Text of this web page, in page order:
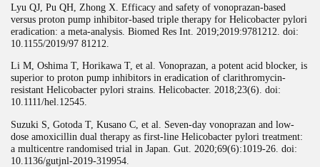
Lyu QJ, Pu QH, Zhong X. Efficacy and safety of vonoprazan-based
versus proton pump inhibitor-based triple therapy for Helicobacter pylori
eradication: a meta-analysis. Biomed Res Int. 2019;2019:9781212. doi:
10.1155/2019/97 81212.
Li M, Oshima T, Horikawa T, et al. Vonoprazan, a potent acid blocker, is
superior to proton pump inhibitors in eradication of clarithromycin-
resistant Helicobacter pylori strains. Helicobacter. 2018;23(6). doi:
10.1111/hel.12545.
Suzuki S, Gotoda T, Kusano C, et al. Seven-day vonoprazan and low-
dose amoxicillin dual therapy as first-line Helicobacter pylori treatment:
a multicentre randomised trial in Japan. Gut. 2020;69(6):1019-26. doi:
10.1136/gutjnl-2019-319954.